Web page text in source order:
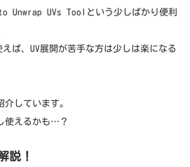
Unwrap UVs Toolという少しばかり便利
ば、UV展開が苦手な方は少しは楽になる
しています。
使えるかも…？
説！